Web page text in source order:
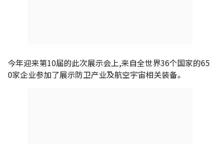
今年迎来第10届的此次展示会上,来自全世界36个国家的65
0家企业参加了展示防卫产业及航空宇宙相关装备。